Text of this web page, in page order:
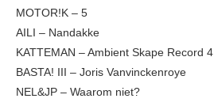
MOTOR!K – 5
AILI – Nandakke
KATTEMAN – Ambient Skape Record 4
BASTA! III – Joris Vanvinckenroye
NEL&JP – Waarom niet?